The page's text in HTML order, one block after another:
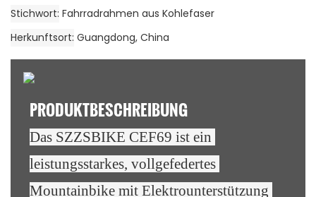
Stichwort Fahrradrahmen aus Kohlefaser
Herkunftsort Guangdong, China
PRODUKTBESCHREIBUNG
Das SZZSBIKE CEF69 ist ein
leistungsstarkes, vollgefedertes
Mountainbike mit Elektrounterstützung